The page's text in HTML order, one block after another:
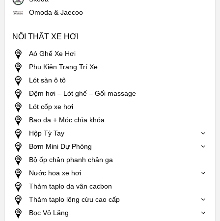
Omoda & Jaecoo
NỘI THẤT XE HƠI
Aó Ghế Xe Hơi
Phụ Kiện Trang Trí Xe
Lót sàn ô tô
Đệm hơi – Lót ghế – Gối massage
Lót cốp xe hơi
Bao da + Móc chìa khóa
Hộp Tỳ Tay
Bơm Mini Dự Phòng
Bộ ốp chân phanh chân ga
Nước hoa xe hơi
Thảm taplo da vân cacbon
Thảm taplo lông cừu cao cấp
Bọc Vô Lăng